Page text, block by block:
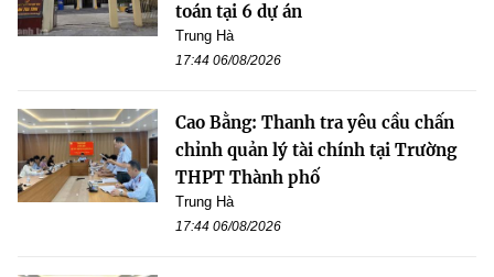
toán tại 6 dự án
Trung Hà
17:44 06/08/2026
Cao Bằng: Thanh tra yêu cầu chấn
chỉnh quản lý tài chính tại Trường
THPT Thành phố
Trung Hà
17:44 06/08/2026